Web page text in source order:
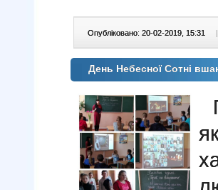
Опубліковано: 20-02-2019, 15:31 |
День Небесної Сотні